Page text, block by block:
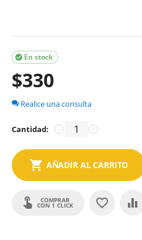
En stock

$330
Realice una consulta
Cantidad: +
−
AÑADIR AL CARRITO
COMPRAR
CON 1 CLICK